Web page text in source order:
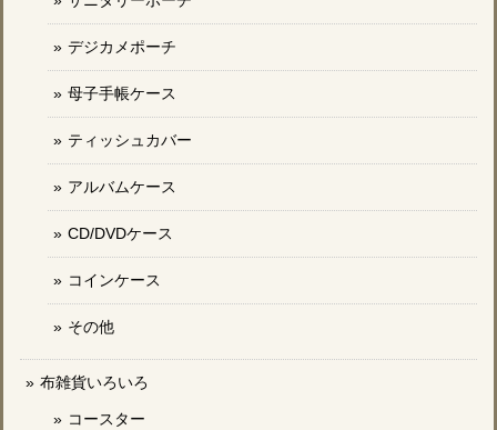
デジカメポーチ
母子手帳ケース
ティッシュカバー
アルバムケース
CD/DVDケース
コインケース
その他
布雑貨いろいろ
コースター